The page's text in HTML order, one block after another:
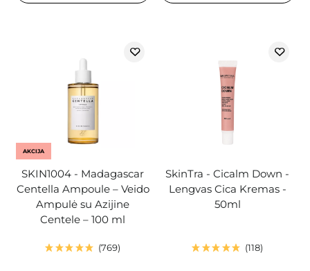
AKCIJA
SKIN1004 - Madagascar
Centella Ampoule – Veido
Ampulė su Azijine
Centele – 100 ml
769
SkinTra - Cicalm Down -
Lengvas Cica Kremas -
50ml
118